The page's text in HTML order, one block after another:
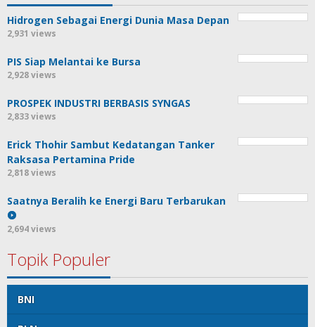
Hidrogen Sebagai Energi Dunia Masa Depan
2,931 views
PIS Siap Melantai ke Bursa
2,928 views
PROSPEK INDUSTRI BERBASIS SYNGAS
2,833 views
Erick Thohir Sambut Kedatangan Tanker
Raksasa Pertamina Pride
2,818 views
Saatnya Beralih ke Energi Baru Terbarukan
2,694 views
Topik Populer
BNI